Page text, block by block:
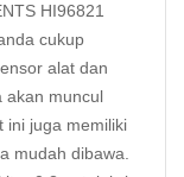
HI96821
cukup
alat dan
akan muncul
ini juga memiliki
mudah dibawa.